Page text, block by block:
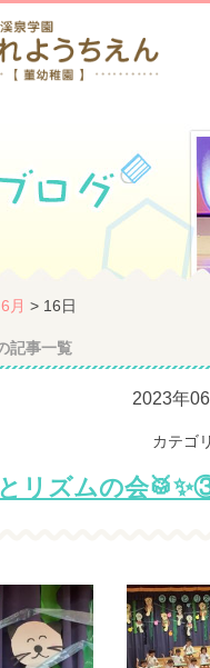
6月 > 16日
記事一覧
2023年
カテゴ
リズムの会